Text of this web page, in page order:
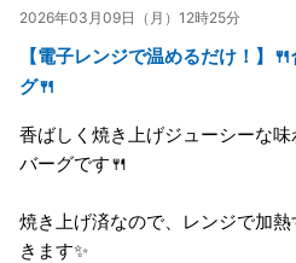
2026年03月09日（月）12時25分
【電子レンジで温めるだけ！】
グ🍴
香ばしく焼き上げジューシーな
バーグです🍴
焼き上げ済なので、レンジで加
きます✨